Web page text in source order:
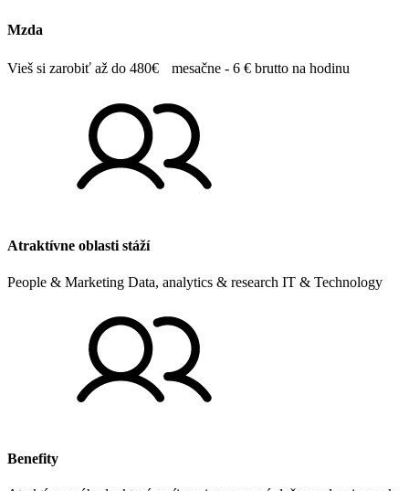
Mzda
Vieš si zarobiť až do 480€ mesačne - 6 € brutto na hodinu
Atraktívne oblasti stáží
People & Marketing Data, analytics & research IT & Technology
Benefity